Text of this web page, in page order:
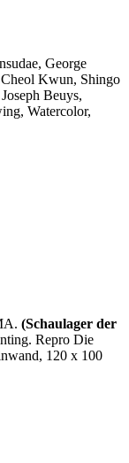
George
Kwun, Shingo
Beuys,
Watercolor,
(Schaulager der
Repro Die
120 x 100